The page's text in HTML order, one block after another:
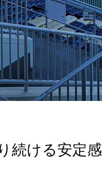
続ける安定